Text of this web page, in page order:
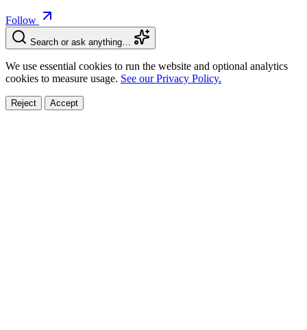
Follow
Search or ask anything…
We use essential cookies to run the website and optional analytics
cookies to measure usage. See our Privacy Policy.
Reject Accept